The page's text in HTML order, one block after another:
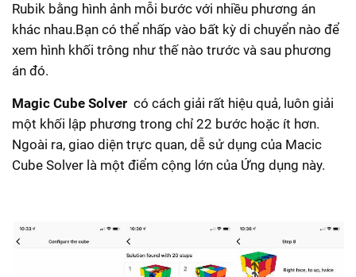
Rubik bằng hình ảnh mỗi bước với nhiều phương án
khác nhau.Bạn có thể nhấp vào bất kỳ di chuyển nào để
xem hình khối trông như thế nào trước và sau phương
án đó.
Magic Cube Solver có cách giải rất hiệu quả, luôn giải
một khối lập phương trong chỉ 22 bước hoặc ít hơn.
Ngoài ra, giao diện trực quan, dễ sử dụng của Macic
Cube Solver là một điểm cộng lớn của Ứng dụng này.